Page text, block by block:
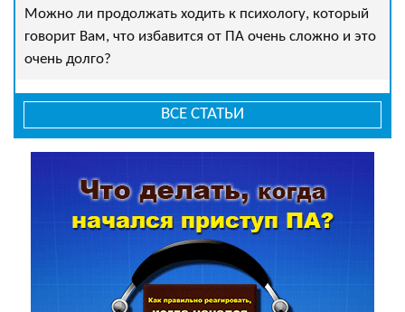
Можно ли продолжать ходить к психологу, который
говорит Вам, что избавится от ПА очень сложно и это
очень долго?
ВСЕ СТАТЬИ